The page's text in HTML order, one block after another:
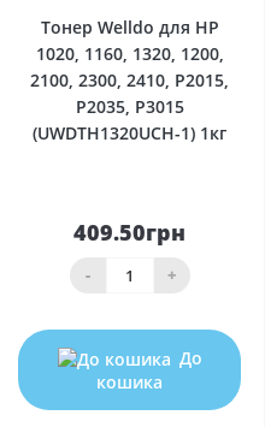
Тонер Welldo для HP
1020, 1160, 1320, 1200,
2100, 2300, 2410, P2015,
P2035, P3015
(UWDTH1320UCH-1) 1кг
409.50грн
- +
До
кошика